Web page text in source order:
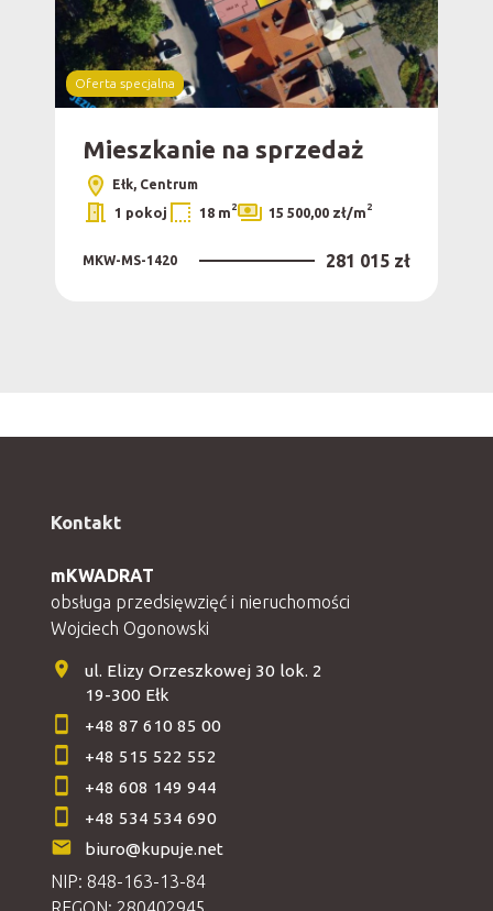
Oferta specjalna
Mieszkanie na sprzedaż
Ełk, Centrum
1 pokoj 18 m2 15 500,00 zł/m2
MKW-MS-1420 281 015 zł
Kontakt
mKWADRAT
obsługa przedsięwzięć i nieruchomości
Wojciech Ogonowski
ul. Elizy Orzeszkowej 30 lok. 2
19-300 Ełk
+48 87 610 85 00
+48 515 522 552
+48 608 149 944
+48 534 534 690
biuro@kupuje.net
NIP: 848-163-13-84